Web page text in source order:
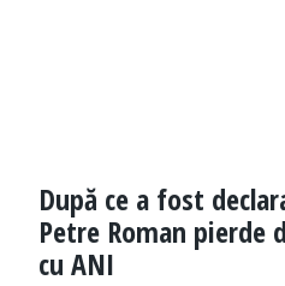
După ce a fost
Petre Roman pierde
cu ANI